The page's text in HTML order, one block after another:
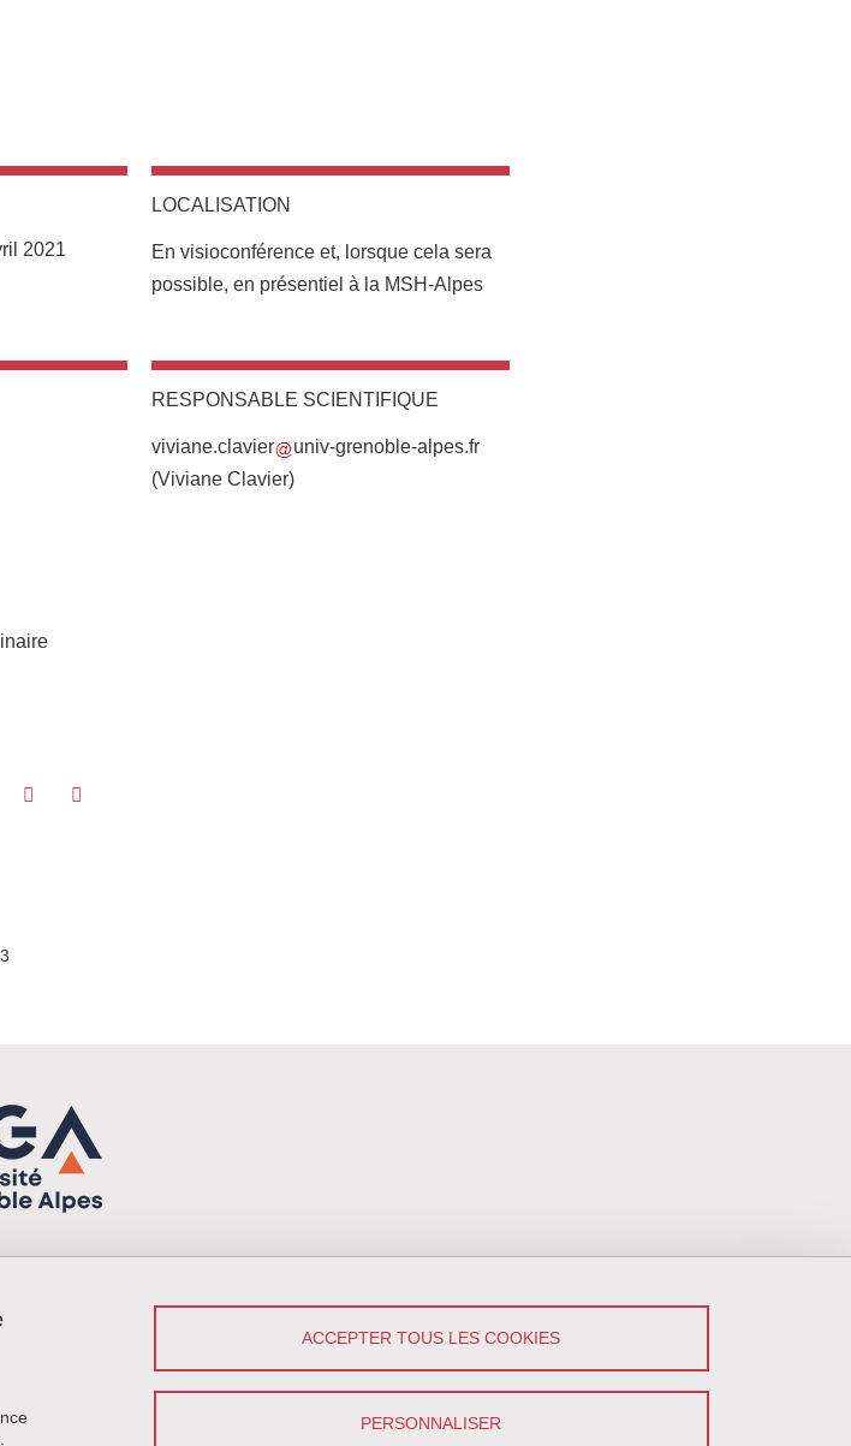
2021
LOCALISATION
Complément lieu
En visioconférence et, lorsque cela sera
possible, en présentiel à la MSH-Alpes
RESPONSABLE SCIENTIFIQUE
viviane.clavier
univ-grenoble-alpes.fr
(Viviane Clavier)
sur Facebook
Partager sur LinkedIn
ACCEPTER TOUS LES COOKIES
PERSONNALISER